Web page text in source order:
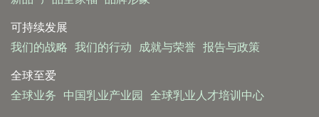
可持续发展
我们的战略
我们的行动 成就与荣誉 报告与政策
全球至爱
全球业务
中国乳业产业园 全球乳业人才培训中心